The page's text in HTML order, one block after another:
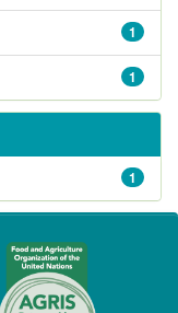
1
1
1